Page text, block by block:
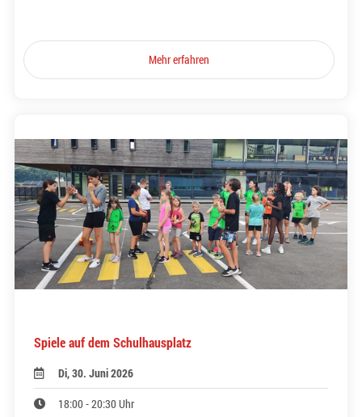
Mehr erfahren
Spiele auf dem Schulhausplatz
Di, 30. Juni 2026
18:00 - 20:30 Uhr